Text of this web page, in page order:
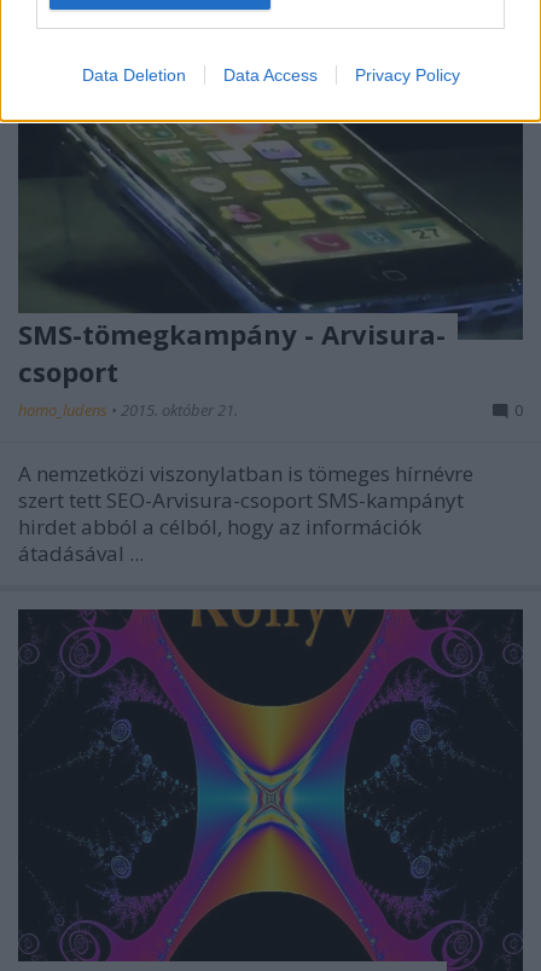
Data Deletion Data Access Privacy Policy
SMS-tömegkampány - Arvisura-
csoport
homo_ludens • 2015. október 21. 0
A nemzetközi viszonylatban is tömeges hírnévre
szert tett SEO-Arvisura-csoport SMS-kampányt
hirdet abból a célból, hogy az információk
átadásával ...